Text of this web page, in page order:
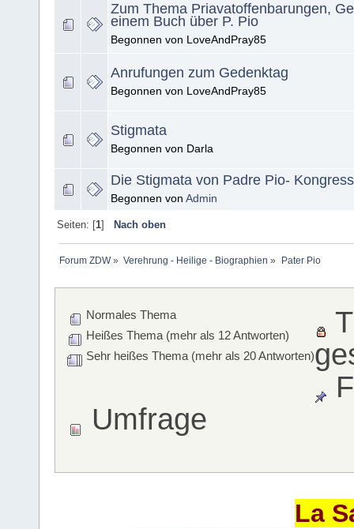
Zum Thema Priavatoffenbarungen,
einem Buch über P. Pio
Begonnen von LoveAndPray85
Anrufungen zum Gedenktag
Begonnen von LoveAndPray85
Stigmata
Begonnen von Darla
Die Stigmata von Padre Pio- Kongress
Begonnen von Admin
Seiten: [1] Nach oben
Forum ZDW» Verehrung - Heilige - Biographien » Pater Pio
Normales Thema
Heißes Thema (mehr als 12 Antworten)
Sehr heißes Thema (mehr als 20 Antworten)
Umfrage
La